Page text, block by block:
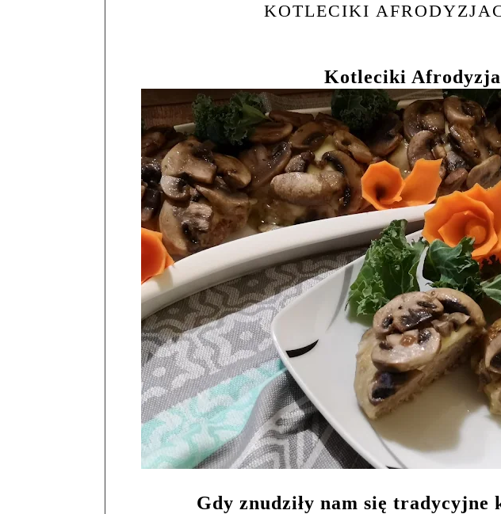
KOTLECIKI
Kotleciki
Gdy znudziły nam się tradycyjne